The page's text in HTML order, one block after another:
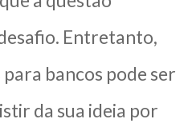
Entretanto,
bancos pode ser
da sua ideia por